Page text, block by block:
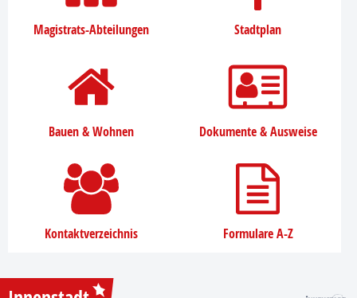
Magistrats-Abteilungen Stadtplan
Bauen & Wohnen Dokumente & Ausweise
Kontaktverzeichnis Formulare A-Z